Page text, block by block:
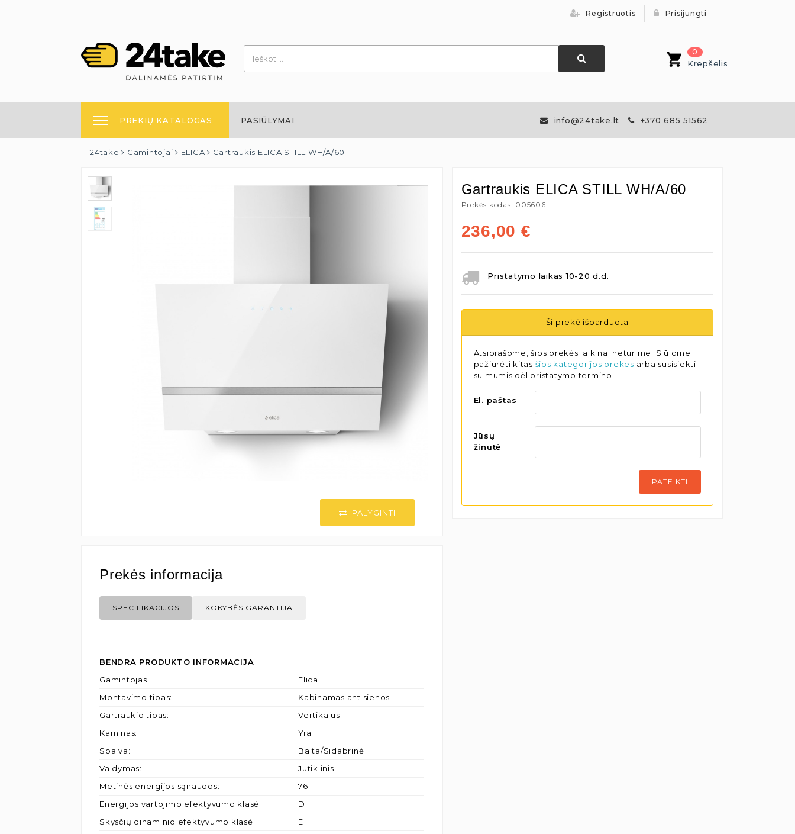
Registruotis Prisijungti
0
Krepšelis
PREKIŲ KATALOGAS PASIŪLYMAI info@24take.lt +370 685 51562
24take Gamintojai ELICA Gartraukis ELICA STILL WH/A/60
PALYGINTI
Gartraukis ELICA STILL WH/A/60
Prekės kodas: 005606
236,00 €
Pristatymo laikas 10-20 d.d.
Ši prekė išparduota
Atsiprašome, šios prekės laikinai neturime. Siūlome
pažiūrėti kitas šios kategorijos prekes arba susisiekti
su mumis dėl pristatymo termino.
El. paštas
Jūsų
žinutė
PATEIKTI
Prekės informacija
SPECIFIKACIJOS KOKYBĖS GARANTIJA
BENDRA PRODUKTO INFORMACIJA
Gamintojas:
Elica
Montavimo tipas:
Kabinamas ant sienos
Gartraukio tipas:
Vertikalus
Kaminas:
Yra
Spalva:
Balta/Sidabrinė
Valdymas:
Jutiklinis
Metinės energijos sąnaudos:
76
Energijos vartojimo efektyvumo klasė:
D
Skysčių dinaminio efektyvumo klasė:
E